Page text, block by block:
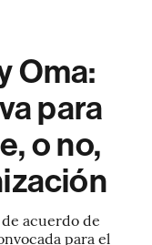
Oma:
para
o no,
acuerdo de
para el